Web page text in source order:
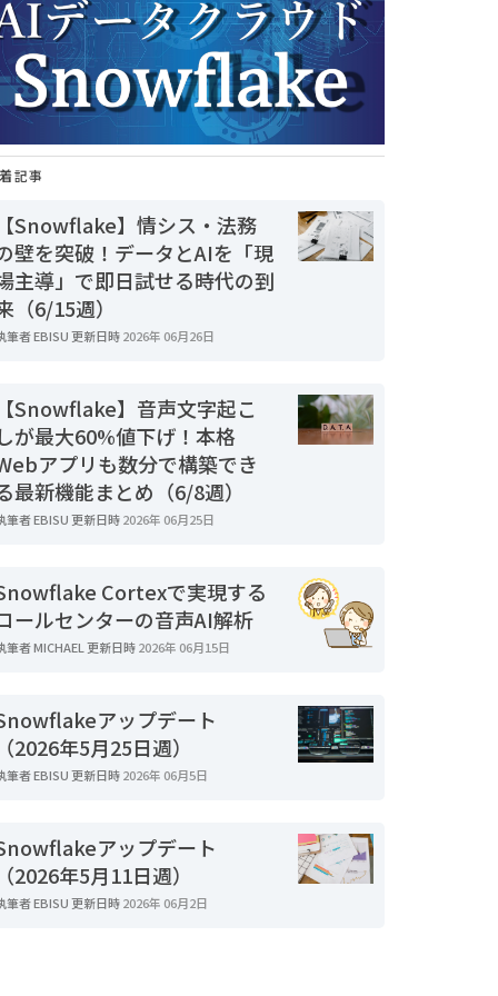
記事
Snowflake】情シス・法務
壁を突破！データとAIを「現
主導」で即日試せる時代の到
（6/15週）
筆者EBISU 更新日時2026年 06月26日
Snowflake】音声文字起こ
が最大60%値下げ！本格
アプリも数分で構築でき
最新機能まとめ（6/8週）
筆者EBISU 更新日時2026年 06月25日
Cortexで実現する
ールセンターの音声AI解析
筆者MICHAEL 更新日時2026年 06月15日
アップデート
2026年5月25日週）
筆者EBISU 更新日時2026年 06月5日
アップデート
2026年5月11日週）
筆者EBISU 更新日時2026年 06月2日